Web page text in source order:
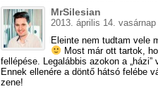
MrSilesian
2013. április 14.
Eleinte nem tudtam vele
Most már ott tartok,
fellépése. Legalábbis azokon a
Ennek ellenére a döntő hátsó felébe
zene!